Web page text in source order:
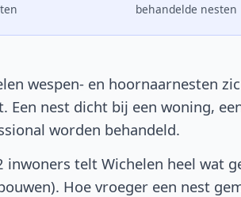
behandelde nesten
wespen- en hoornaarnesten
Een nest dicht bij een woning,
worden behandeld.
inwoners telt Wichelen heel wat
Hoe vroeger een nest